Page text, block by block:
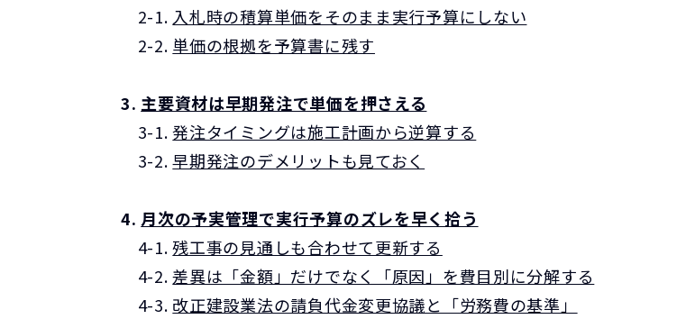
2-1. 入札時の積算単価をそのまま実行予算にしない
2-2. 単価の根拠を予算書に残す
3. 主要資材は早期発注で単価を押さえる
3-1.発注タイミングは施工計画から逆算する
3-2.早期発注のデメリットも見ておく
4. 月次の予実管理で実行予算のズレを早く拾う
4-1.残工事の見通しも合わせて更新する
4-2.差異は「金額」だけでなく「原因」を費目別に分解する
4-3. 改正建設業法の請負代金変更協議と「労務費の基準」